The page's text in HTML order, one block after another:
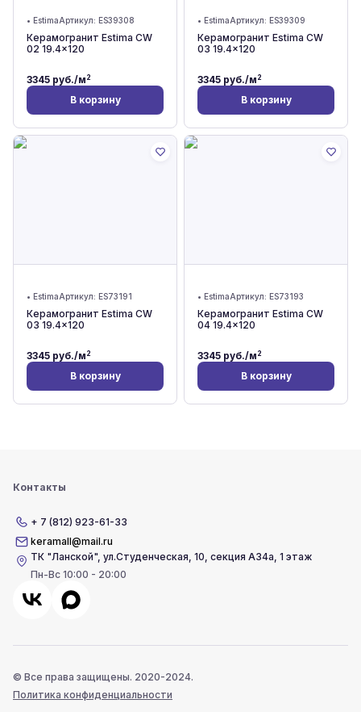
• EstimaАртикул: ES39308
Керамогранит Estima CW
02 19.4x120
3345 руб./м2
В корзину
• EstimaАртикул: ES39309
Керамогранит Estima CW
03 19.4x120
3345 руб./м2
В корзину
• EstimaАртикул: ES73191
Керамогранит Estima CW
03 19.4x120
3345 руб./м2
В корзину
• EstimaАртикул: ES73193
Керамогранит Estima CW
04 19.4x120
3345 руб./м2
В корзину
Контакты
+ 7 (812) 923-61-33
keramall@mail.ru
ТК "Ланской",ул.Студенческая, 10, секция А34а, 1 этаж
Пн-Вс 10:00 - 20:00
© Все права защищены. 2020-2024.
Политика конфиденциальности